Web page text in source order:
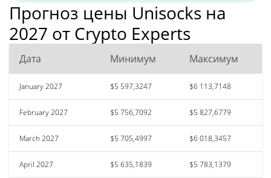
Прогноз цены Unisocks на
2027 от Crypto Experts
Дата Минимум Максимум
January 2027 $5 597,3247 $6 113,7148
February 2027 $5 756,7092 $5 827,6779
March 2027 $5 705,4997 $6 018,3457
April 2027 $5 635,1839 $5 783,1379